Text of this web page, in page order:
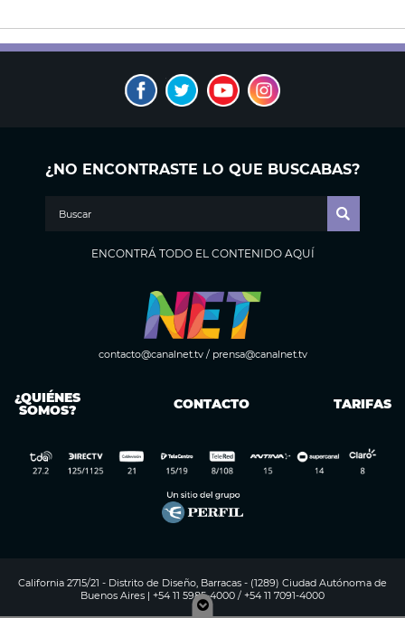
¿NO ENCONTRASTE LO QUE BUSCABAS?
ENCONTRÁ TODO EL CONTENIDO AQUÍ
contacto@canalnet.tv/ prensa@canalnet.tv
¿QUIÉNES
SOMOS? CONTACTO TARIFAS
California 2715/21 - Distrito de Diseño, Barracas - (1289) Ciudad Autónoma de
Buenos Aires | +54 11 5985-4000 / +54 11 7091-4000